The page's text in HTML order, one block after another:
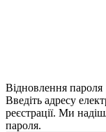
Відновлення пароля
Введіть адресу
реєстрації. Ми
пароля.